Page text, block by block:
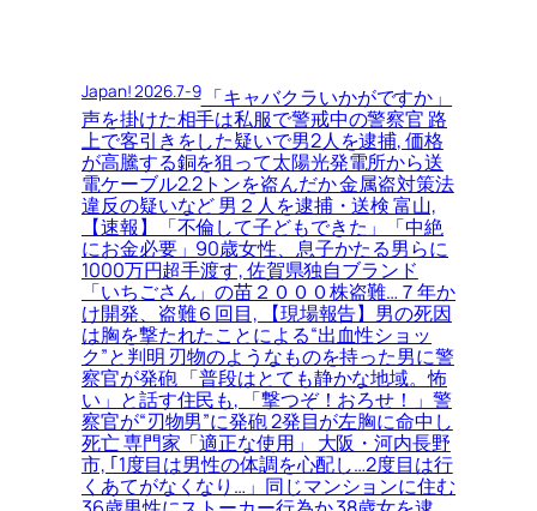
Japan! 2026.7-9「キャバクラいかがですか」
声を掛けた相手は私服で警戒中の警察官 路
上で客引きをした疑いで男2人を逮捕, 価格
が高騰する銅を狙って太陽光発電所から送
電ケーブル2.2トンを盗んだか 金属盗対策法
違反の疑いなど 男２人を逮捕・送検 富山,
【速報】「不倫して子どもできた」「中絶
にお金必要」90歳女性、息子かたる男らに
1000万円超手渡す, 佐賀県独自ブランド
「いちごさん」の苗２０００株盗難…７年か
け開発、盗難６回目, 【現場報告】男の死因
は胸を撃たれたことによる“出血性ショッ
ク”と判明 刃物のようなものを持った男に警
察官が発砲 「普段はとても静かな地域。怖
い」と話す住民も, 「撃つぞ！おろせ！」警
察官が“刃物男”に発砲 2発目が左胸に命中し
死亡 専門家「適正な使用」 大阪・河内長野
市, ｢1度目は男性の体調を心配し…2度目は行
くあてがなくなり…」同じマンションに住む